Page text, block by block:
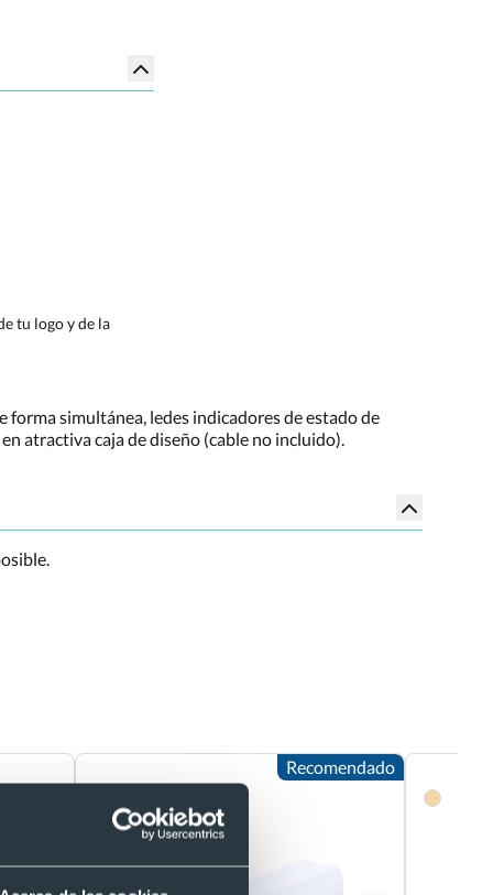
tu logo y de la
simultánea, ledes indicadores de estado de
atractiva caja de diseño (cable no incluido).
Recomendado